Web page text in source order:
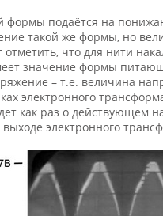
формы подаётся на
такой же формы, но
что для нити
значение формы
– т.е. величина
электронного
как раз о действующем
электронного